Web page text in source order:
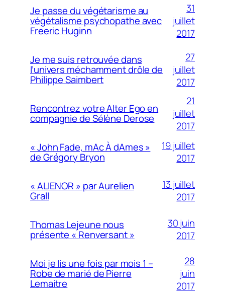
Je passe du végétarisme au
végétalisme psychopathe avec
Freeric Huginn
31
juillet
2017
Je me suis retrouvée dans
l’univers méchamment drôle de
Philippe Saimbert
27
juillet
2017
Rencontrez votre Alter Ego en
compagnie de Sélène Derose
21
juillet
2017
« John Fade, mAc À dAmes »
de Grégory Bryon
19 juillet
2017
« ALIENOR » par Aurelien
Grall
13 juillet
2017
Thomas Lejeune nous
présente « Renversant »
30 juin
2017
Moi je lis une fois par mois 1 –
Robe de marié de Pierre
Lemaitre
28
juin
2017